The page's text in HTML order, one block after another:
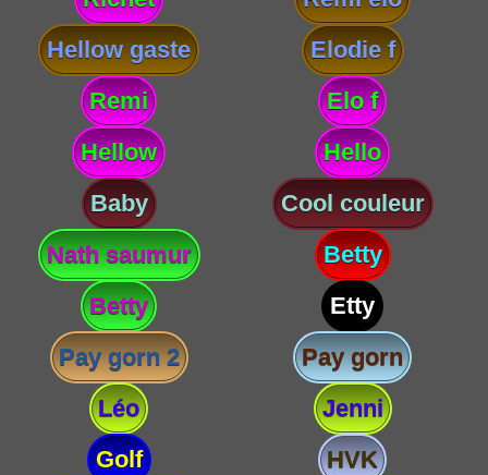
Hellow gaste
Elodie f
Remi
Elo f
Hellow
Hello
Baby
Cool couleur
Nath saumur
Betty
Betty
Etty
Pay gorn 2
Pay gorn
Léo
Jenni
Golf
HVK